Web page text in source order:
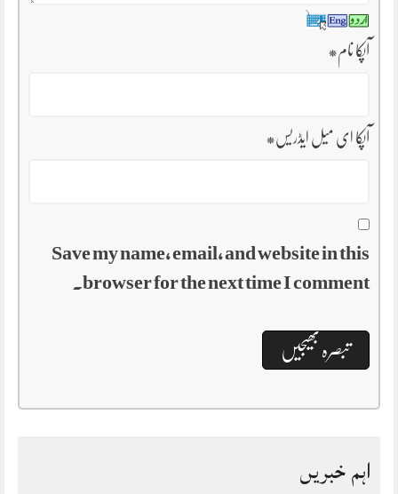
آپکا نام*
آپکا ای میل ایڈریس*
Save my name, email, and website in this
browser for the next time I comment.
اہم خبریں